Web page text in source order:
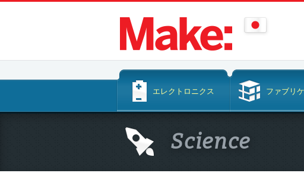
テ
エレクトロニクス ファブリ
Science